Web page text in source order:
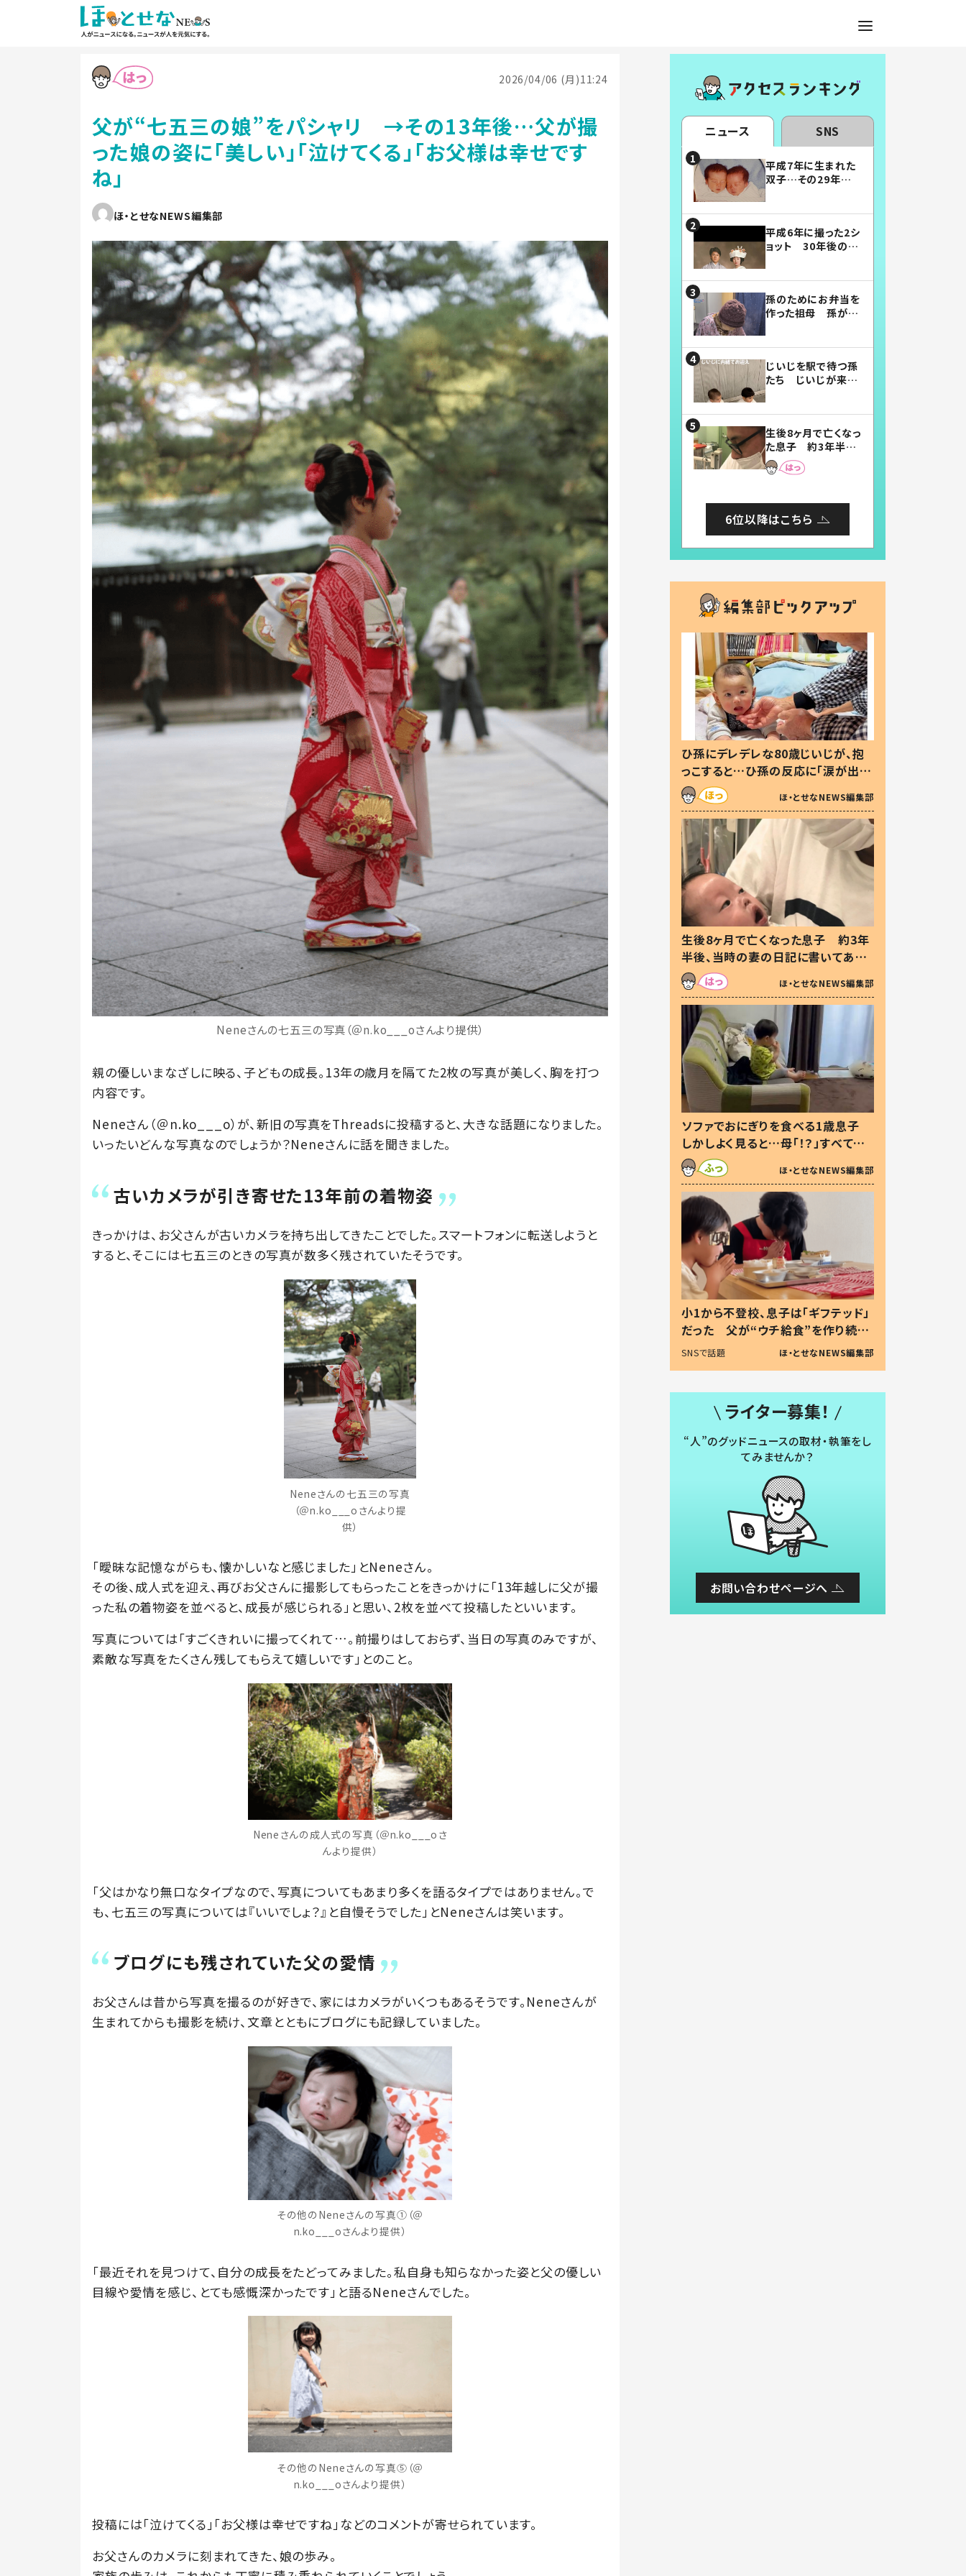
2026/04/06 (月)11:24
父が“七五三の娘”をパシャリ →その13年後…父が撮
った娘の姿に「美しい」「泣けてくる」「お父様は幸せです
ね」
ほ・とせなNEWS編集部
Neneさんの七五三の写真（＠n.ko___oさんより提供）
親の優しいまなざしに映る、子どもの成長。13年の歳月を隔てた2枚の写真が美しく、胸を打つ
内容です。
Neneさん（＠n.ko___o）が、新旧の写真をThreadsに投稿すると、大きな話題になりました。
いったいどんな写真なのでしょうか？Neneさんに話を聞きました。
古いカメラが引き寄せた13年前の着物姿
きっかけは、お父さんが古いカメラを持ち出してきたことでした。スマートフォンに転送しようと
すると、そこには七五三のときの写真が数多く残されていたそうです。
Neneさんの七五三の写真
（＠n.ko___oさんより提
供）
「曖昧な記憶ながらも、懐かしいなと感じました」とNeneさん。
その後、成人式を迎え、再びお父さんに撮影してもらったことをきっかけに「13年越しに父が撮
った私の着物姿を並べると、成長が感じられる」と思い、2枚を並べて投稿したといいます。
写真については「すごくきれいに撮ってくれて…。前撮りはしておらず、当日の写真のみですが、
素敵な写真をたくさん残してもらえて嬉しいです」とのこと。
Neneさんの成人式の写真（＠n.ko___oさ
んより提供）
「父はかなり無口なタイプなので、写真についてもあまり多くを語るタイプではありません。で
も、七五三の写真については『いいでしょ？』と自慢そうでした」とNeneさんは笑います。
ブログにも残されていた父の愛情
お父さんは昔から写真を撮るのが好きで、家にはカメラがいくつもあるそうです。Neneさんが
生まれてからも撮影を続け、文章とともにブログにも記録していました。
その他のNeneさんの写真①（＠
n.ko___oさんより提供）
「最近それを見つけて、自分の成長をたどってみました。私自身も知らなかった姿と父の優しい
目線や愛情を感じ、とても感慨深かったです」と語るNeneさんでした。
その他のNeneさんの写真⑤（＠
n.ko___oさんより提供）
投稿には「泣けてくる」「お父様は幸せですね」などのコメントが寄せられています。
お父さんのカメラに刻まれてきた、娘の歩み。
ニュース SNS
平成7年に生まれた
双子…その29年後
平成6年に撮った2シ
ョット 30年後の姿
孫のためにお弁当を
作った祖母 孫が絶
じいじを駅で待つ孫
たち じいじが来た
まらない」「幸せにな
れる」
生後8ヶ月で亡くなっ
た息子 約3年半
後、当時の妻の日記
に書いてあった本音
6位以降はこちら
ひ孫にデレデレな80歳じいじが、抱
っこすると…ひ孫の反応に「涙が出ま
した」「可愛くて仕方ない」
ほ・とせなNEWS編集部
生後8ヶ月で亡くなった息子 約3年
半後、当時の妻の日記に書いてあっ
た本音とは
ほ・とせなNEWS編集部
ソファでおにぎりを食べる1歳息子
しかしよく見ると…母「！？」すべてを
察した母の投稿に「可愛いから許
す！」「現行犯〜」
ほ・とせなNEWS編集部
小1から不登校、息子は「ギフテッド」
だった 父が“ウチ給食”を作り続け
る理由とは #令和の親 #令和の子
SNSで話題 ほ・とせなNEWS編集部
ライター募集！
“人”のグッドニュースの取材・執筆をし
てみませんか？
お問い合わせページへ